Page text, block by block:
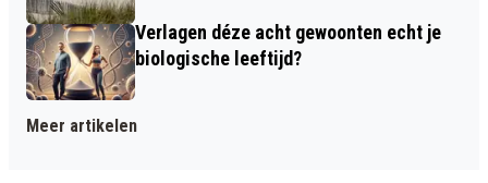
Verlagen déze acht gewoonten echt je
biologische leeftijd?
Meer artikelen